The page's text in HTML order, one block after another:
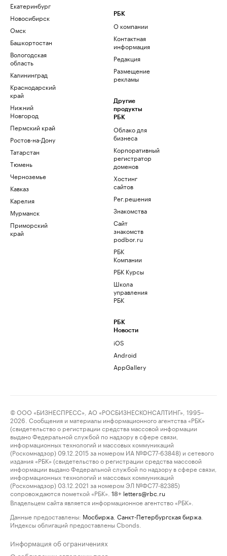
Екатеринбург
Новосибирск
Омск
Башкортостан
Вологодская
область
Калининград
Краснодарский
край
Нижний
Новгород
Пермский край
Ростов-на-Дону
Татарстан
Тюмень
Черноземье
Кавказ
Карелия
Мурманск
Приморский
край
РБК
О компании
Контактная
информация
Редакция
Размещение
рекламы
Другие
продукты
РБК
Облако для
бизнеса
Корпоративный
регистратор
доменов
Хостинг
сайтов
Рег.решения
Знакомства
Сайт
знакомств
podbor.ru
РБК
Компании
РБК Курсы
Школа
управления
РБК
РБК
Новости
iOS
Android
AppGallery
© ООО «БИЗНЕСПРЕСС», АО «РОСБИЗНЕСКОНСАЛТИНГ», 1995–
2026. Сообщения и материалы информационного агентства «РБК»
(свидетельство о регистрации средства массовой информации
выдано Федеральной службой по надзору в сфере связи,
информационных технологий и массовых коммуникаций
(Роскомнадзор) 09.12.2015 за номером ИА №ФС77-63848) и сетевого
издания «РБК» (свидетельство о регистрации средства массовой
информации выдано Федеральной службой по надзору в сфере связи,
информационных технологий и массовых коммуникаций
(Роскомнадзор) 03.12.2021 за номером ЭЛ №ФС77-82385)
сопровождаются пометкой «РБК».
18+ letters@rbc.ru
Владельцем сайта является информационное агентство «РБК».
Данные предоставлены: Мосбиржа Санкт-Петербургская биржа
Индексы облигаций предоставлены Cbonds.
Информация об ограничениях